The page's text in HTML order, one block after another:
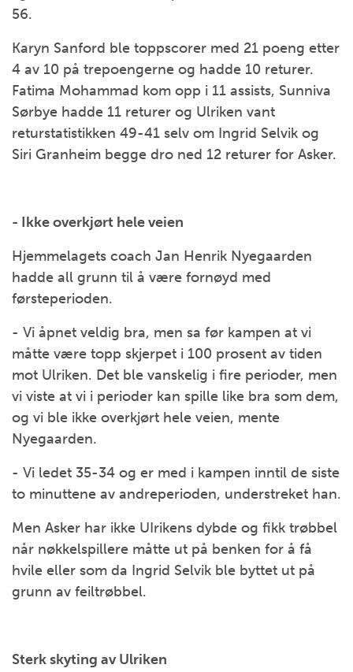
56.
Karyn Sanford ble toppscorer med 21 poeng etter
4 av 10 på trepoengerne og hadde 10 returer.
Fatima Mohammad kom opp i 11 assists, Sunniva
Sørbye hadde 11 returer og Ulriken vant
returstatistikken 49-41 selv om Ingrid Selvik og
Siri Granheim begge dro ned 12 returer for Asker.
- Ikke overkjørt hele veien
Hjemmelagets coach Jan Henrik Nyegaarden
hadde all grunn til å være fornøyd med
førsteperioden.
- Vi åpnet veldig bra, men sa før kampen at vi
måtte være topp skjerpet i 100 prosent av tiden
mot Ulriken. Det ble vanskelig i fire perioder, men
vi viste at vi i perioder kan spille like bra som dem,
og vi ble ikke overkjørt hele veien, mente
Nyegaarden.
- Vi ledet 35-34 og er med i kampen inntil de siste
to minuttene av andreperioden, understreket han.
Men Asker har ikke UIrikens dybde og fikk trøbbel
når nøkkelspillere måtte ut på benken for å få
hvile eller som da Ingrid Selvik ble byttet ut på
grunn av feiltrøbbel.
Sterk skyting av Ulriken